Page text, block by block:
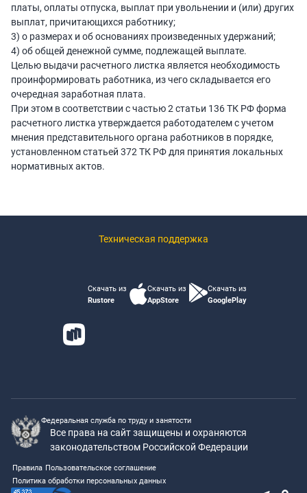
платы, оплаты отпуска, выплат при увольнении и (или) других
выплат, причитающихся работнику;
3) о размерах и об основаниях произведенных удержаний;
4) об общей денежной сумме, подлежащей выплате.
Целью выдачи расчетного листка является необходимость
проинформировать работника, из чего складывается его
очередная заработная плата.
При этом в соответствии с частью 2 статьи 136 ТК РФ форма
расчетного листка утверждается работодателем с учетом
мнения представительного органа работников в порядке,
установленном статьей 372 ТК РФ для принятия локальных
нормативных актов.
Техническая поддержка
Скачать из
Rustore
Скачать из
AppStore
Скачать из
GooglePlay
Федеральная служба по труду и занятости
Все права на сайт защищены и охраняются
законодательством Российской Федерации
Правила Пользовательское соглашение
Политика обработки персональных данных